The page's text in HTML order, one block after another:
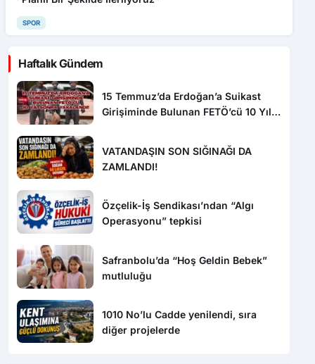
SPOR
Haftalık Gündem
15 Temmuz’da Erdoğan’a Suikast
Girişiminde Bulunan FETÖ’cü 10 Yıl
VATANDAŞIN SON SIĞINAĞI DA
ZAMLANDI!
Özçelik-İş Sendikası’ndan “Algı
Operasyonu” tepkisi
Safranbolu’da “Hoş Geldin Bebek”
mutluluğu
1010 No’lu Cadde yenilendi, sıra
diğer projelerde